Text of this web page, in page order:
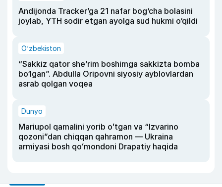
Andijonda Tracker’ga 21 nafar bog‘cha bolasini
joylab, YTH sodir etgan ayolga sud hukmi o‘qildi
O‘zbekiston
“Sakkiz qator she’rim boshimga sakkizta bomba
bo‘lgan”. Abdulla Oripovni siyosiy ayblovlardan
asrab qolgan voqea
Dunyo
Mariupol qamalini yorib oʻtgan va “Izvarino
qozoni”dan chiqqan qahramon — Ukraina
armiyasi bosh qoʻmondoni Drapatiy haqida